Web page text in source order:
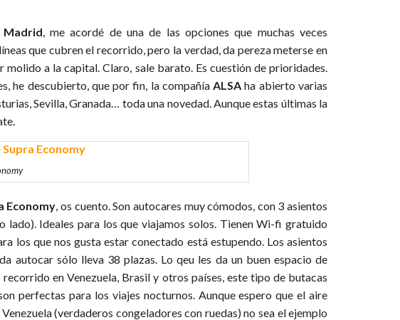
Madrid, me acordé de una de las opciones que muchas veces
que cubren el recorrido, pero la verdad, da pereza meterse en
a la capital. Claro, sale barato. Es cuestión de prioridades.
he descubierto, que por fin, la compañíaALSA ha abierto varias
Sevilla, Granada… toda una novedad. Aunque estas últimas la
Economy, os cuento. Son autocares muy cómodos, con 3 asientos
Ideales para los que viajamos solos. Tienen Wi-fi gratuido
los que nos gusta estar conectado está estupendo. Los asientos
autocar sólo lleva 38 plazas. Lo qeu les da un buen espacio de
en Venezuela, Brasil y otros países, este tipo de butacas
perfectas para los viajes nocturnos. Aunque espero que el aire
(verdaderos congeladores con ruedas) no sea el ejemplo